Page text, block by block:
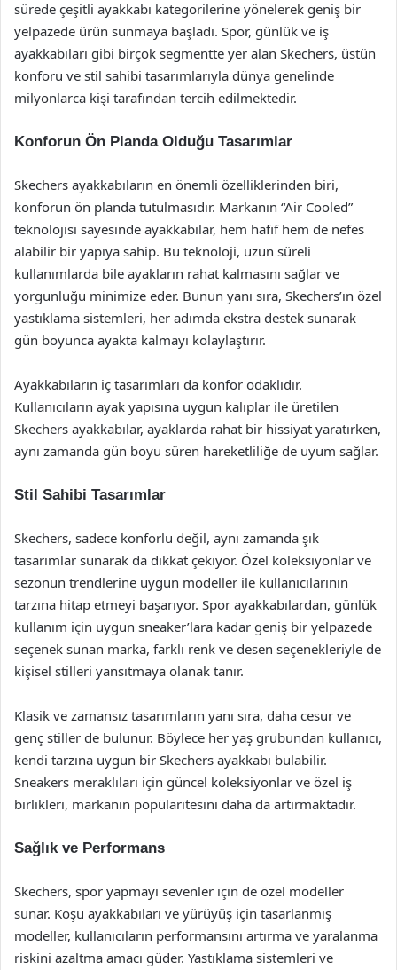
sürede çeşitli ayakkabı kategorilerine yönelerek geniş bir
yelpazede ürün sunmaya başladı. Spor, günlük ve iş
ayakkabıları gibi birçok segmentte yer alan Skechers, üstün
konforu ve stil sahibi tasarımlarıyla dünya genelinde
milyonlarca kişi tarafından tercih edilmektedir.
Konforun Ön Planda Olduğu Tasarımlar
Skechers ayakkabıların en önemli özelliklerinden biri,
konforun ön planda tutulmasıdır. Markanın “Air Cooled”
teknolojisi sayesinde ayakkabılar, hem hafif hem de nefes
alabilir bir yapıya sahip. Bu teknoloji, uzun süreli
kullanımlarda bile ayakların rahat kalmasını sağlar ve
yorgunluğu minimize eder. Bunun yanı sıra, Skechers’ın özel
yastıklama sistemleri, her adımda ekstra destek sunarak
gün boyunca ayakta kalmayı kolaylaştırır.
Ayakkabıların iç tasarımları da konfor odaklıdır.
Kullanıcıların ayak yapısına uygun kalıplar ile üretilen
Skechers ayakkabılar, ayaklarda rahat bir hissiyat yaratırken,
aynı zamanda gün boyu süren hareketliliğe de uyum sağlar.
Stil Sahibi Tasarımlar
Skechers, sadece konforlu değil, aynı zamanda şık
tasarımlar sunarak da dikkat çekiyor. Özel koleksiyonlar ve
sezonun trendlerine uygun modeller ile kullanıcılarının
tarzına hitap etmeyi başarıyor. Spor ayakkabılardan, günlük
kullanım için uygun sneaker’lara kadar geniş bir yelpazede
seçenek sunan marka, farklı renk ve desen seçenekleriyle de
kişisel stilleri yansıtmaya olanak tanır.
Klasik ve zamansız tasarımların yanı sıra, daha cesur ve
genç stiller de bulunur. Böylece her yaş grubundan kullanıcı,
kendi tarzına uygun bir Skechers ayakkabı bulabilir.
Sneakers meraklıları için güncel koleksiyonlar ve özel iş
birlikleri, markanın popülaritesini daha da artırmaktadır.
Sağlık ve Performans
Skechers, spor yapmayı sevenler için de özel modeller
sunar. Koşu ayakkabıları ve yürüyüş için tasarlanmış
modeller, kullanıcıların performansını artırma ve yaralanma
riskini azaltma amacı güder. Yastıklama sistemleri ve